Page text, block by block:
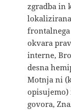
zgradba in
okvara
interne,
desna
Motnja ni
govora,